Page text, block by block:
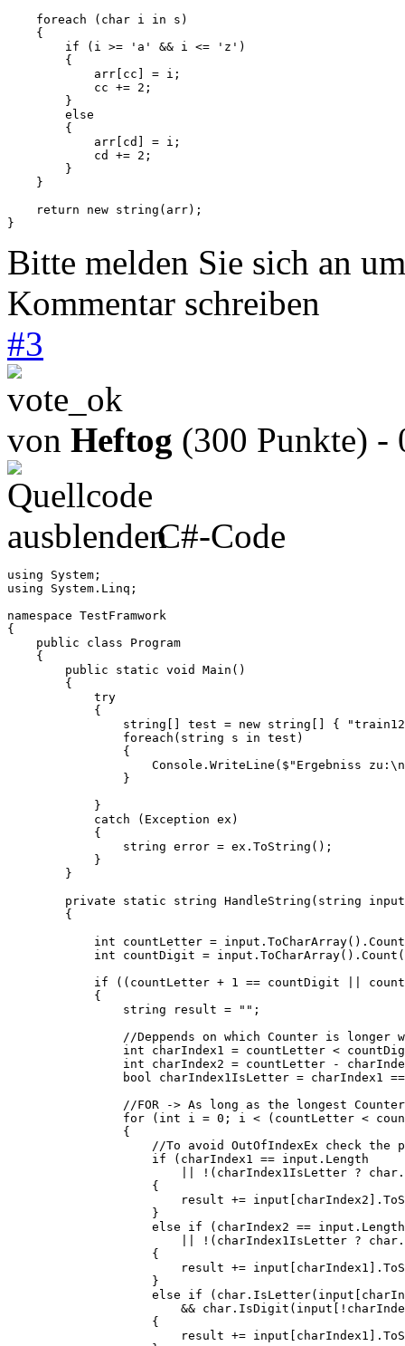
    foreach (char i in s)
    {
        if (i >= 'a' && i <= 'z')
        {
            arr[cc] = i;
            cc += 2;
        }
        else
        {
            arr[cd] = i;
            cd += 2;
        }
    }
    return new string(arr);
Bitte melden Sie sich an
Kommentar schreiben
#3
von Heftog (300 Punkte) -
C#-Code
using System;
using System.Linq;
namespace TestFramwork
{
    public class Program
    {
        public static void Main()
        {
            try
            {
string[] test = new string[] {
                foreach(string s in test)
                {
Console.WriteLine($"Ergebniss
                }
            }
            catch (Exception ex)
            {
                string error = ex.ToString();
            }
        }
private static string HandleString(string
        {
int countLetter =
int countDigit =
if ((countLetter + 1 == countDigit ||
            {
                string result = "";
//Deppends on which Counter is longer
int charIndex1 = countLetter <
int charIndex2 = countLetter -
bool charIndex1IsLetter = charIndex1
//FOR -> As long as the longest
for (int i = 0; i < (countLetter <
                {
//To avoid OutOfIndexEx check the
                    if (charIndex1 == input.Length
|| !(charIndex1IsLetter ?
                    {
result +=
                    }
else if (charIndex2 ==
|| !(charIndex1IsLetter ?
                    {
result +=
                    }
else if
&&
                    {
result +=